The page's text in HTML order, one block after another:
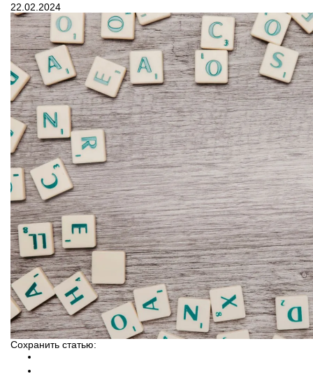
22.02.2024
Сохранить статью: